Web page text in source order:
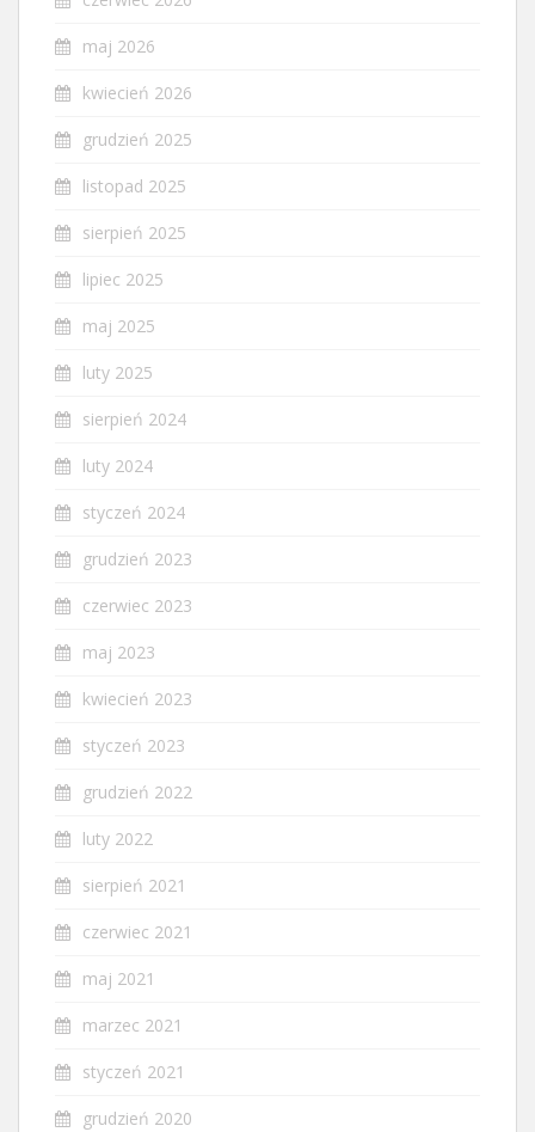
maj 2026
kwiecień 2026
grudzień 2025
listopad 2025
sierpień 2025
lipiec 2025
maj 2025
luty 2025
sierpień 2024
luty 2024
styczeń 2024
grudzień 2023
czerwiec 2023
maj 2023
kwiecień 2023
styczeń 2023
grudzień 2022
luty 2022
sierpień 2021
czerwiec 2021
maj 2021
marzec 2021
styczeń 2021
grudzień 2020